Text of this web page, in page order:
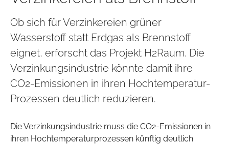
Ob sich für Verzinkereien grüner
Wasserstoff statt Erdgas als Brennstoff
eignet, erforscht das Projekt H2Raum. Die
Verzinkungsindustrie könnte damit ihre
CO2-Emissionen in ihren Hochtemperatur-
Prozessen deutlich reduzieren.
Die Verzinkungsindustrie muss die CO2-Emissionen in
ihren Hochtemperaturprozessen künftig deutlich